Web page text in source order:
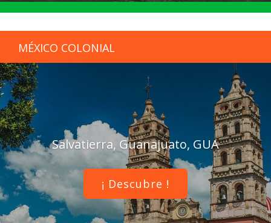
MÉXICO COLONIAL
Salvatierra, Guanajuato, GUA
¡ Descubre !